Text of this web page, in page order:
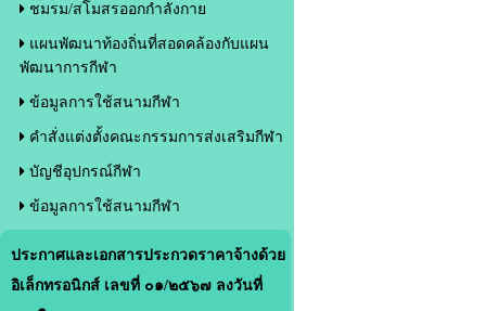
ชมรม/สโมสรออกกำลังกาย
แผนพัฒนาท้องถิ่นที่สอดคล้องกับแผน
พัฒนาการกีฬา
ข้อมูลการใช้สนามกีฬา
คำสั่งแต่งตั้งคณะกรรมการส่งเสริมกีฬา
บัญชีอุปกรณ์กีฬา
ข้อมูลการใช้สนามกีฬา
ประกาศและเอกสารประกวดราคาจ้างด้วย
อิเล็กทรอนิกส์ เลขที่ ๐๑/๒๕๖๗ ลงวันที่